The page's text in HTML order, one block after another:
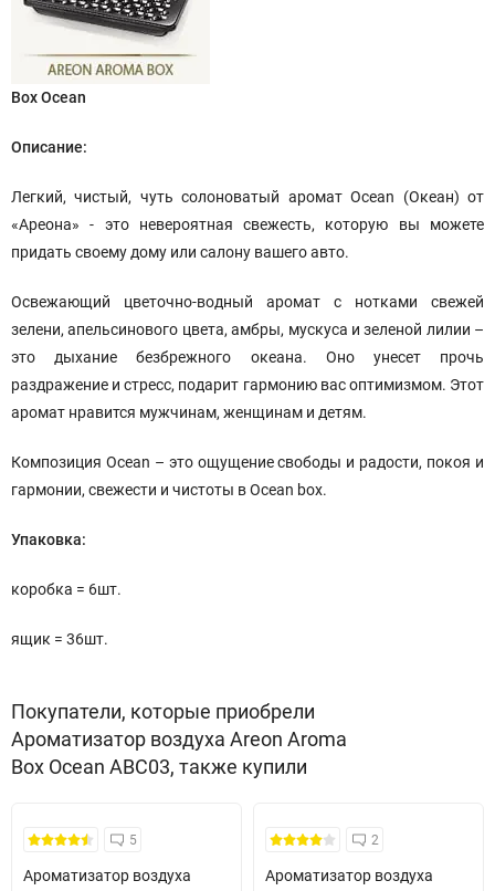
Box Ocean
Описание:
Легкий, чистый, чуть солоноватый аромат Ocean (Океан) от
«Ареона» - это невероятная свежесть, которую вы можете
придать своему дому или салону вашего авто.
Освежающий цветочно-водный аромат с нотками свежей
зелени, апельсинового цвета, амбры, мускуса и зеленой лилии –
это дыхание безбрежного океана. Оно унесет прочь
раздражение и стресс, подарит гармонию вас оптимизмом. Этот
аромат нравится мужчинам, женщинам и детям.
Композиция Ocean – это ощущение свободы и радости, покоя и
гармонии, свежести и чистоты в Ocean box.
Упаковка:
коробка = 6шт.
ящик = 36шт.
Покупатели, которые приобрели
Ароматизатор воздуха Areon Aroma
Box Ocean ABC03, также купили
5
Ароматизатор воздуха
2
Ароматизатор воздуха